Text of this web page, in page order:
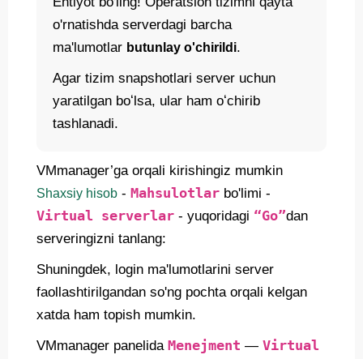
o'rnatishda serverdagi barcha
ma'lumotlar butunlay o'chirildi.
Agar tizim snapshotlari server uchun
yaratilgan boʻlsa, ular ham oʻchirib
tashlanadi.
VMmanager’ga orqali kirishingiz mumkin
Shaxsiy hisob - Mahsulotlar bo'limi -
Virtual serverlar - yuqoridagi “Go”dan
serveringizni tanlang:
Shuningdek, login ma'lumotlarini server
faollashtirilgandan so'ng pochta orqali kelgan
xatda ham topish mumkin.
VMmanager panelida Menejment — Virtual